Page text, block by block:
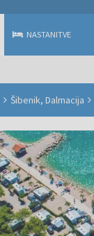
NASTANITVE
Šibenik, Dalmacija